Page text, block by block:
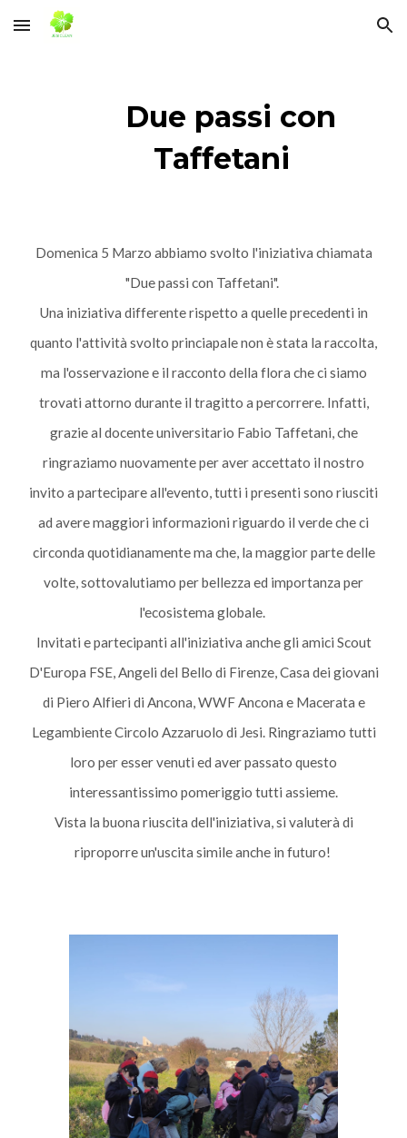
Skip to main content Skip to navigation
Due passi con
Taffetani
Domenica 5 Marzo abbiamo svolto l'iniziativa chiamata
"Due passi con Taffetani".
Una iniziativa differente rispetto a quelle precedenti in
quanto l'attività svolto princiapale non è stata la raccolta,
ma l'osservazione e il racconto della flora che ci siamo
trovati attorno durante il tragitto a percorrere. Infatti,
grazie al docente universitario Fabio Taffetani, che
ringraziamo nuovamente per aver accettato il nostro
invito a partecipare all'evento, tutti i presenti sono riusciti
ad avere maggiori informazioni riguardo il verde che ci
circonda quotidianamente ma che, la maggior parte delle
volte, sottovalutiamo per bellezza ed importanza per
l'ecosistema globale.
Invitati e partecipanti all'iniziativa anche gli amici Scout
D'Europa FSE, Angeli del Bello di Firenze, Casa dei giovani
di Piero Alfieri di Ancona, WWF Ancona e Macerata e
Legambiente Circolo Azzaruolo di Jesi. Ringraziamo tutti
loro per esser venuti ed aver passato questo
interessantissimo pomeriggio tutti assieme.
Vista la buona riuscita dell'iniziativa, si valuterà di
riproporre un'uscita simile anche in futuro!